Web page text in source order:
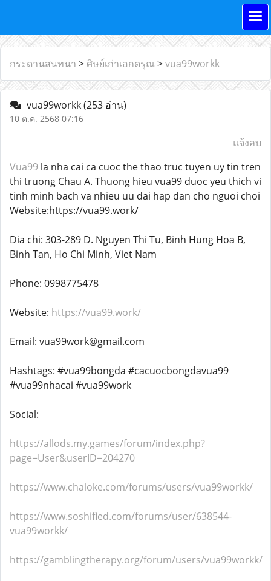
กระดานสนทนา > ศิษย์เก่าเอกดรุณ >vua99workk
vua99workk(253 อ่าน)
10 ต.ค. 2568 07:16
แจ้งลบ
Vua99 la nha cai ca cuoc the thao truc tuyen uy tin tren
thi truong Chau A. Thuong hieu vua99 duoc yeu thich vi
tinh minh bach va nhieu uu dai hap dan cho nguoi choi
Website:https://vua99.work/
Dia chi: 303-289 D. Nguyen Thi Tu, Binh Hung Hoa B,
Binh Tan, Ho Chi Minh, Viet Nam
Phone: 0998775478
Website: https://vua99.work/
Email: vua99work@gmail.com
Hashtags: #vua99bongda #cacuocbongdavua99
#vua99nhacai #vua99work
Social:
https://allods.my.games/forum/index.php?
page=User&userID=204270
https://www.chaloke.com/forums/users/vua99workk/
https://www.soshified.com/forums/user/638544-
vua99workk/
https://gamblingtherapy.org/forum/users/vua99workk/